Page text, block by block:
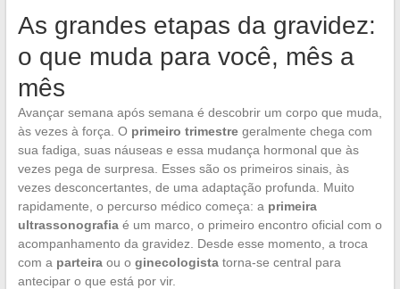
As grandes etapas da gravidez:
o que muda para você, mês a
mês
Avançar semana após semana é descobrir um corpo que muda,
às vezes à força. O primeiro trimestregeralmente chega com
sua fadiga, suas náuseas e essa mudança hormonal que às
vezes pega de surpresa. Esses são os primeiros sinais, às
vezes desconcertantes, de uma adaptação profunda. Muito
rapidamente, o percurso médico começa: a primeira
ultrassonografiaé um marco, o primeiro encontro oficial com o
acompanhamento da gravidez. Desde esse momento, a troca
com a parteiraou o ginecologistatorna-se central para
antecipar o que está por vir.